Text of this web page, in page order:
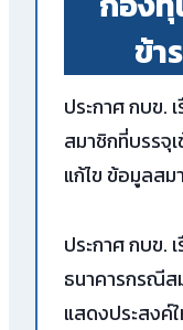
ข้า
ประกาศ กบข.
สมาชิกที่บรรจุ
แก้ไข ข้อมูลส
ประกาศ กบข.
ธนาคารกรณี
แสดงประสงค์